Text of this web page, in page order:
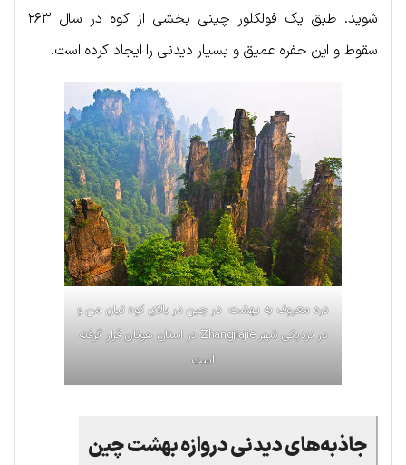
شوید. طبق یک فولکلور چینی بخشی از کوه در سال ۲۶۳
سقوط و این حفره عمیق و بسیار دیدنی را ایجاد کرده است.
دره معروف به بهشت در چین در بالای کوه تیان من و
در نزدیکی شهر Zhangjiajie در استان هونان قرار گرفته
است
جاذبه‌های دیدنی دروازه بهشت چین